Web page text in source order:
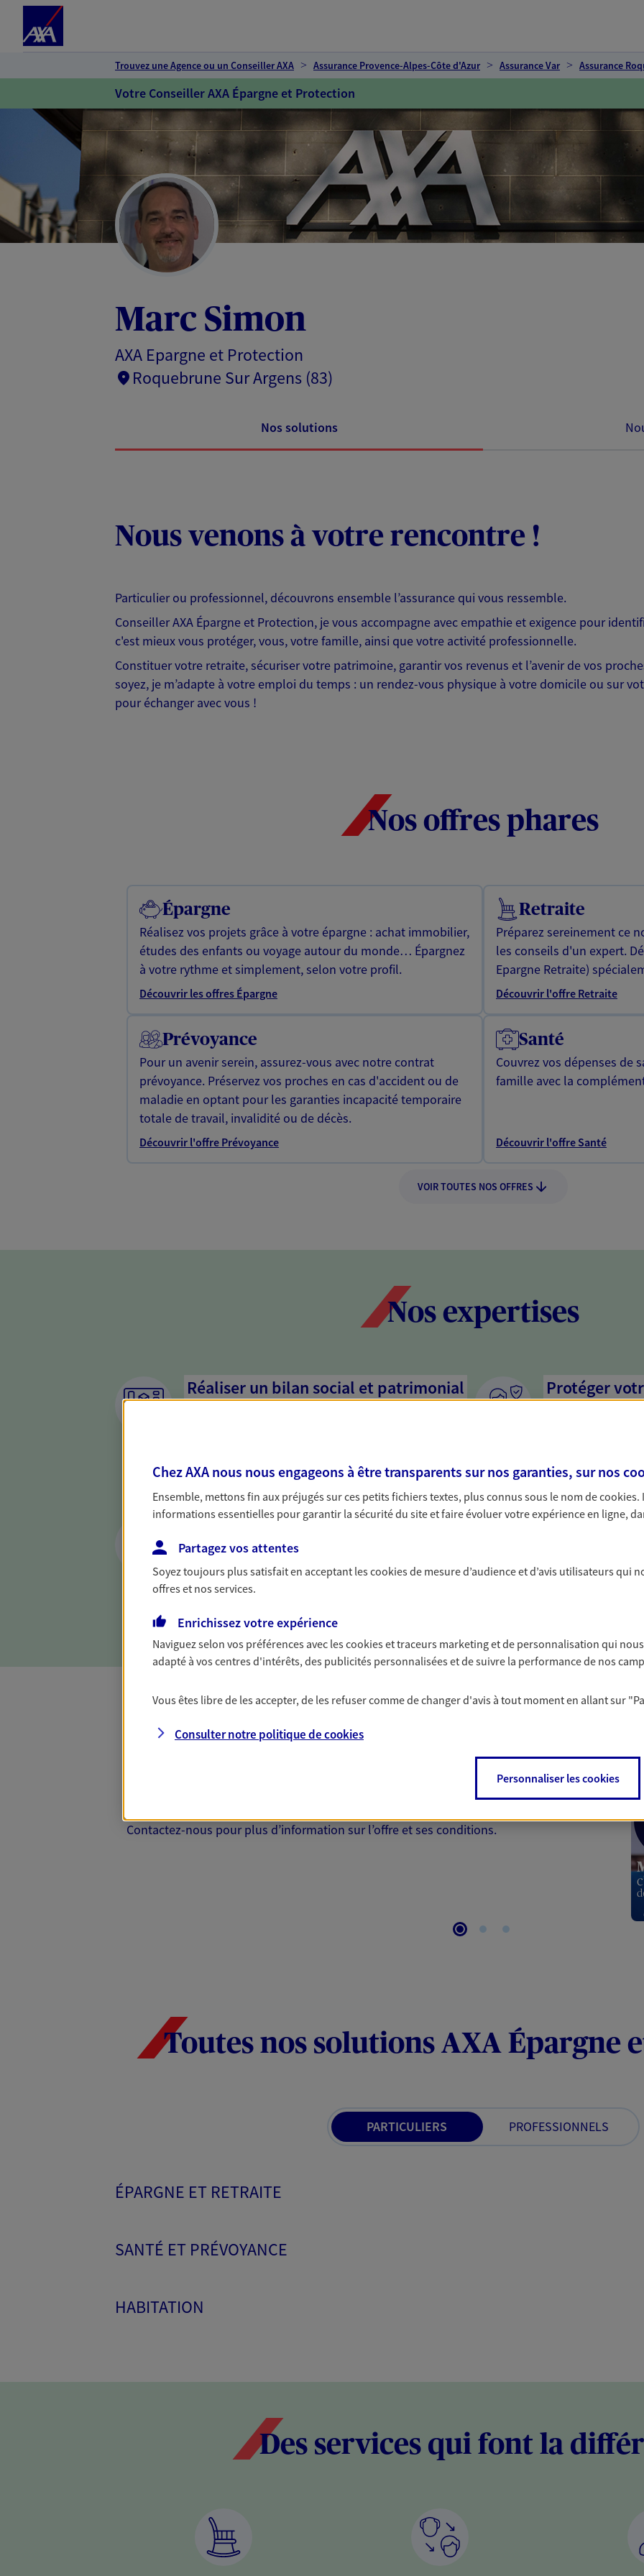
Trouvez une Agence ou un Conseiller AXA Assurance Provence-Alpes-Côte d'Azur Assurance Var Assurance
Votre Conseiller AXA Épargne et Protection
Marc Simon
AXA Epargne et Protection
Roquebrune Sur Argens (83)
Nos solutions
Nous venons à votre rencontre !
Particulier ou professionnel, découvrons ensemble l’assurance qui vous ressemble.
Conseiller AXA Épargne et Protection, je vous accompagne avec empathie et exigence pour
c'est mieux vous protéger, vous, votre famille, ainsi que votre activité professionnelle.
Constituer votre retraite, sécuriser votre patrimoine, garantir vos revenus et l’avenir de vos
soyez, je m’adapte à votre emploi du temps : un rendez-vous physique à votre domicile ou sur
pour échanger avec vous !
Nos offres phares
Épargne
Réalisez vos projets grâce à votre épargne : achat immobilier,
études des enfants ou voyage autour du monde… Épargnez
à votre rythme et simplement, selon votre profil.
Découvrir les offres Épargne
Retraite
Préparez sereinement ce
les conseils d'un expert.
Epargne Retraite)
Découvrir l'offre Retraite
Prévoyance
Pour un avenir serein, assurez-vous avec notre contrat
prévoyance. Préservez vos proches en cas d'accident ou de
maladie en optant pour les garanties incapacité temporaire
totale de travail, invalidité ou de décès.
Découvrir l'offre Prévoyance
Santé
Couvrez vos dépenses de
famille avec la
Découvrir l'offre Santé
VOIR TOUTES NOS OFFRES
Nos expertises
Réaliser un bilan social et patrimonial
dresser un bilan complet de votre situation. Une analyse
solide pour vous formuler des conseils cohérents avec vos
besoins.
Protéger
Nous sommes à
activité, mais aussi
interlocuteur pour
Vous protéger et protéger vos proches
face aux aléas de la vie
Avec nos solutions de prévoyance, sécurisez vos ressources
et protégez vos proches en cas d'accident, d'invalidité,
Anticiper et
retraite. Nous vous
Complémentaire Santé
Et si préserver votre budget, c’était aussi prendre soin de votre santé ? Avec le contrat Ma
Contactez-nous pour plus d’information sur l’offre et ses conditions.
Toutes nos solutions AXA Épargne
PARTICULIERS PROFESSIONNELS
ÉPARGNE ET RETRAITE
SANTÉ ET PRÉVOYANCE
HABITATION
Des services qui font la
Chez AXA nous nous engageons à être transparents sur nos garanties, sur nos
Ensemble, mettons fin aux préjugés sur ces petits fichiers textes, plus connus sous le nom decookies.
informations essentielles pour garantir la sécurité du site et faire évoluer votre expérience en ligne,
Partagez vos attentes
Soyez toujours plus satisfait en acceptant lescookiesde mesure d’audience et d’avis utilisateurs qui
offres et nos services.
Enrichissez votre expérience
Naviguez selon vos préférences avec lescookies et traceurs marketing et de personnalisation qui
adapté à vos centres d'intérêts, des publicités personnalisées et de suivre la performance de nos
Vous êtes libre de les accepter, de les refuser comme de changer d'avis à tout moment en allant sur
Consulter notre politique decookies
Personnaliser les cookies